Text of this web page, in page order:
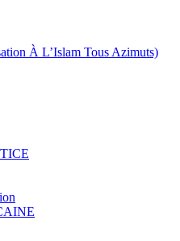
À L’Islam Tous Azimuts)